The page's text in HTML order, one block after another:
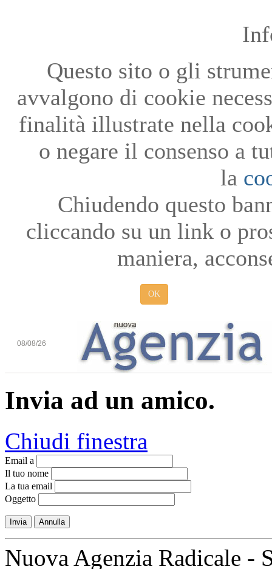
Questo sito o gli
avvalgono di cookie
finalità illustrate nella
o negare il consenso a
la
Chiudendo questo
cliccando su un link o
maniera,
OK
08/08/26
Invia ad un amico.
Chiudi finestra
Email a
Il tuo nome
La tua email
Oggetto
Invia Annulla
Nuova Agenzia Radicale -